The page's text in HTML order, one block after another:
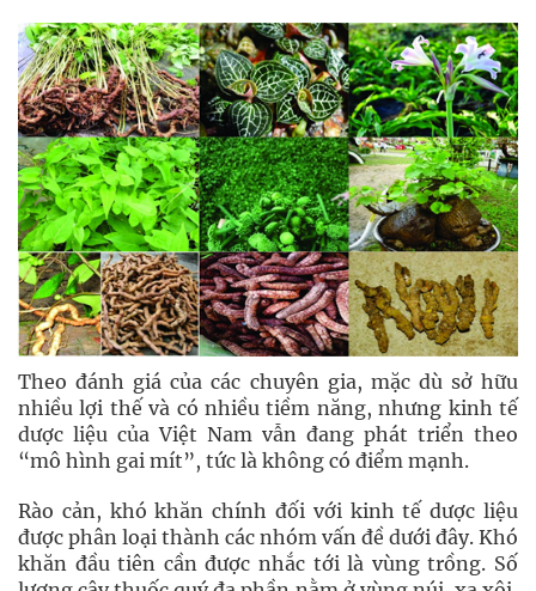
Theo đánh giá của các chuyên gia, mặc dù sở hữu
nhiều lợi thế và có nhiều tiềm năng, nhưng kinh tế
dược liệu của Việt Nam vẫn đang phát triển theo
“mô hình gai mít”, tức là không có điểm mạnh.
Rào cản, khó khăn chính đối với kinh tế dược liệu
được phân loại thành các nhóm vấn đề dưới đây. Khó
khăn đầu tiên cần được nhắc tới là vùng trồng. Số